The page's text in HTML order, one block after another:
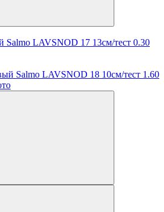
Salmo LAVSNOD 17 13см/тест 0.30